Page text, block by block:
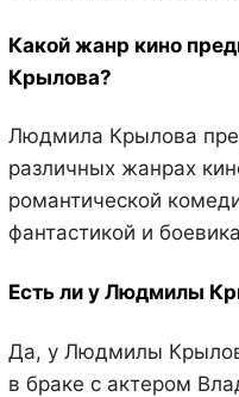
Какой жанр кино
Крылова?
Людмила Крылова
различных жанрах
романтической
фантастикой и
Есть ли у Людмилы
Да, у Людмилы
в браке с актером